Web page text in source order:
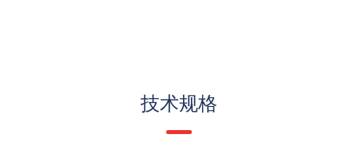
技术规格